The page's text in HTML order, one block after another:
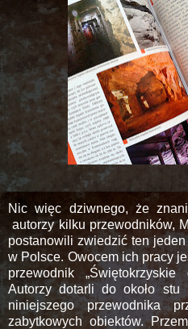
Nic więc dziwnego, że
autorzy kilku przewodników,
postanowili zwiedzić ten
w Polsce. Owocem ich pracy
przewodnik
Autorzy dotarli do około stu
niniejszego przewodnika
zabytkowych obiektów.